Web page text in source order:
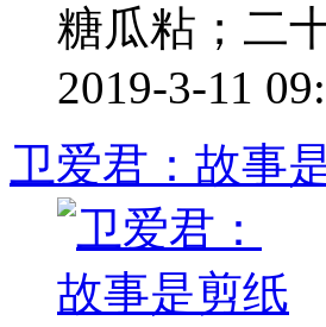
糖瓜粘；二
2019-3-11
卫爱君：故事